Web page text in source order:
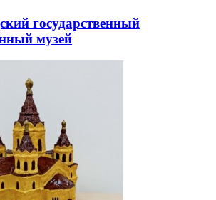
государственный
музей